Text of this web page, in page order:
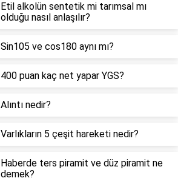
Etil alkolün sentetik mi tarımsal mı
olduğu nasıl anlaşılır?
Sin105 ve cos180 aynı mı?
400 puan kaç net yapar YGS?
Alıntı nedir?
Varlıkların 5 çeşit hareketi nedir?
Haberde ters piramit ve düz piramit ne
demek?